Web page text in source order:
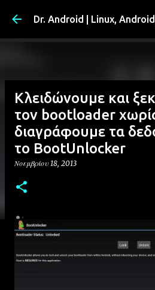
Μετάβαση στο κύριο
Dr. Android | Linux,
Κλειδώνουμε και
τον bootloader
διαγράφουμε τα
το BootUnlocker
Νοεμβρίου 18, 2013